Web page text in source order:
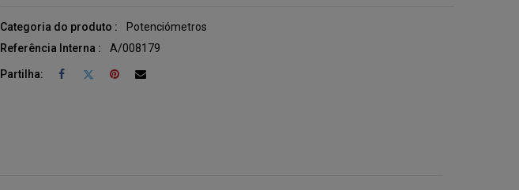
Categoria do produto :
Potenciómetros
Referência Interna :
A/008179
Partilha: